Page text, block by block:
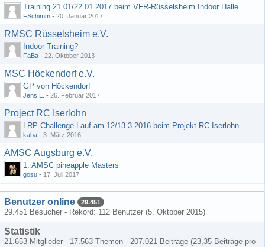
Training 21.01/22.01.2017 beim VFR-Rüsselsheim Indoor Halle
FSchimm - 20. Januar 2017
RMSC Rüsselsheim e.V.
Indoor Training?
FaBa - 22. Oktober 2013
MSC Höckendorf e.V.
GP von Höckendorf
Jens L. - 26. Februar 2017
Project RC Iserlohn
LRP Challenge Lauf am 12/13.3.2016 beim Projekt RC Iserlohn
kaba - 3. März 2016
AMSC Augsburg e.V.
1. AMSC pineapple Masters
gosu - 17. Juli 2017
Benutzer online 29.451
29.451 Besucher - Rekord: 112 Benutzer (5. Oktober 2015)
Statistik
21.653 Mitglieder - 17.563 Themen - 207.021 Beiträge (23,35 Beiträge pro